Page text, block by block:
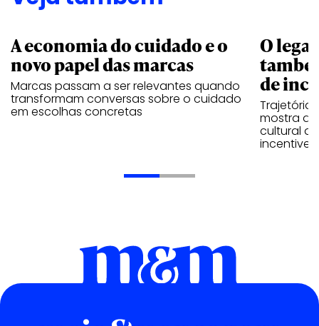
A economia do cuidado e o
novo papel das marcas
Marcas passam a ser relevantes quando
transformam conversas sobre o cuidado
em escolhas concretas
O
de
Trajetória
mostra
cultural
incentive